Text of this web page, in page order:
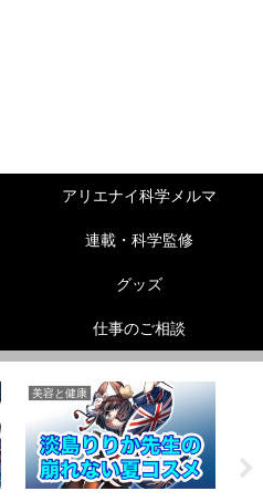
アリエナイ科学メルマ
連載・科学監修
グッズ
仕事のご相談
美容と健康